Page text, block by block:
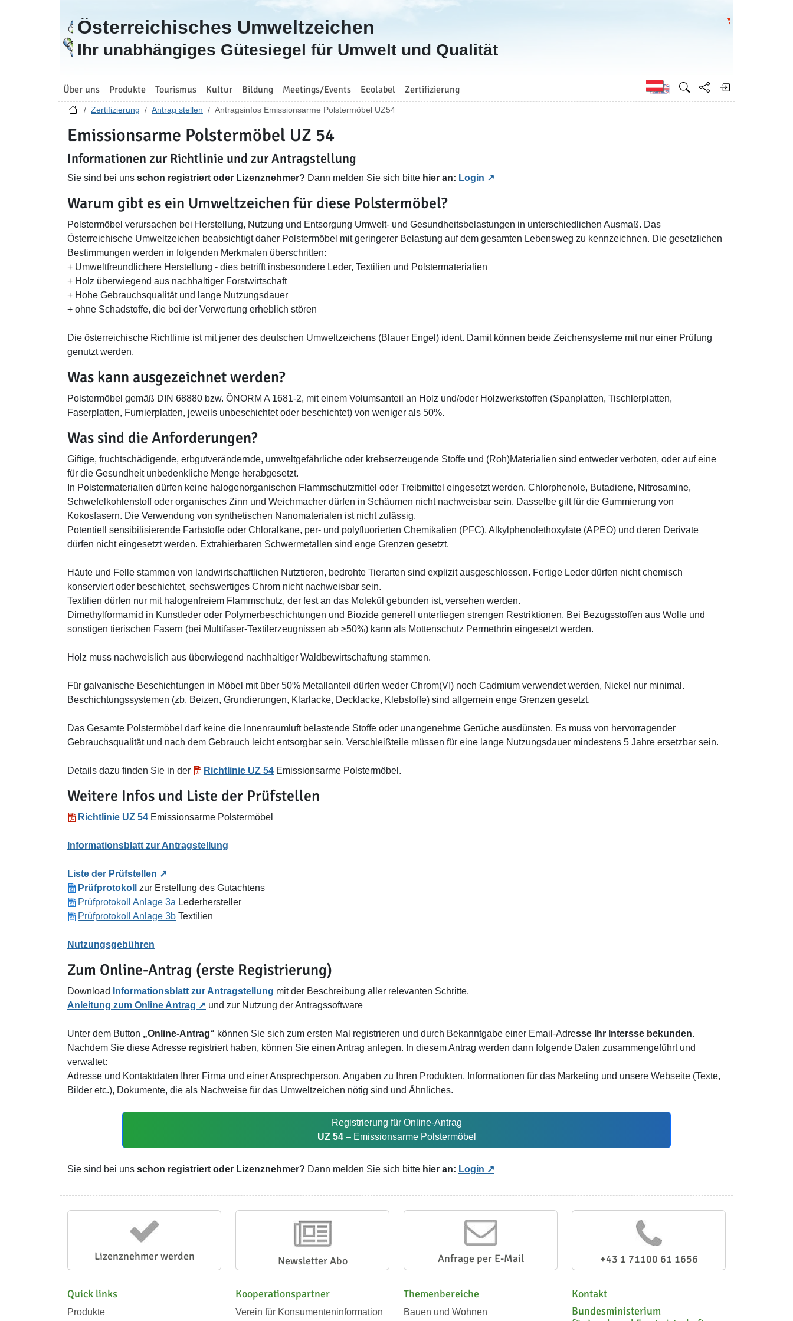
Zur Startseite
Österreichisches Umweltzeichen
Ihr unabhängiges Gütesiegel für Umwelt und Qualität
Über uns Produkte Tourismus Kultur Bildung Meetings/Events Ecolabel Zertifizierung Englisch
Zertifizierung Antrag stellen Antragsinfos Emissionsarme Polstermöbel UZ54
Emissionsarme Polstermöbel UZ 54
Informationen zur Richtlinie und zur Antragstellung
Sie sind bei uns schon registriert oder Lizenznehmer? Dann melden Sie sich bitte hier an: Login
Warum gibt es ein Umweltzeichen für diese Polstermöbel?
Polstermöbel verursachen bei Herstellung, Nutzung und Entsorgung Umwelt- und Gesundheitsbelastungen in unterschiedlichen Ausmaß. Das
Österreichische Umweltzeichen beabsichtigt daher Polstermöbel mit geringerer Belastung auf dem gesamten Lebensweg zu kennzeichnen. Die gesetzlichen
Bestimmungen werden in folgenden Merkmalen überschritten:
+ Umweltfreundlichere Herstellung - dies betrifft insbesondere Leder, Textilien und Polstermaterialien
+ Holz überwiegend aus nachhaltiger Forstwirtschaft
+ Hohe Gebrauchsqualität und lange Nutzungsdauer
+ ohne Schadstoffe, die bei der Verwertung erheblich stören
Die österreichische Richtlinie ist mit jener des deutschen Umweltzeichens (Blauer Engel) ident. Damit können beide Zeichensysteme mit nur einer Prüfung
genutzt werden.
Was kann ausgezeichnet werden?
Polstermöbel gemäß DIN 68880 bzw. ÖNORM A 1681-2, mit einem Volumsanteil an Holz und/oder Holzwerkstoffen (Spanplatten, Tischlerplatten,
Faserplatten, Furnierplatten, jeweils unbeschichtet oder beschichtet) von weniger als 50%.
Was sind die Anforderungen?
Giftige, fruchtschädigende, erbgutverändernde, umweltgefährliche oder krebserzeugende Stoffe und (Roh)Materialien sind entweder verboten, oder auf eine
für die Gesundheit unbedenkliche Menge herabgesetzt.
In Polstermaterialien dürfen keine halogenorganischen Flammschutzmittel oder Treibmittel eingesetzt werden. Chlorphenole, Butadiene, Nitrosamine,
Schwefelkohlenstoff oder organisches Zinn und Weichmacher dürfen in Schäumen nicht nachweisbar sein. Dasselbe gilt für die Gummierung von
Kokosfasern. Die Verwendung von synthetischen Nanomaterialen ist nicht zulässig.
Potentiell sensibilisierende Farbstoffe oder Chloralkane, per- und polyfluorierten Chemikalien (PFC), Alkylphenolethoxylate (APEO) und deren Derivate
dürfen nicht eingesetzt werden. Extrahierbaren Schwermetallen sind enge Grenzen gesetzt.
Häute und Felle stammen von landwirtschaftlichen Nutztieren, bedrohte Tierarten sind explizit ausgeschlossen. Fertige Leder dürfen nicht chemisch
konserviert oder beschichtet, sechswertiges Chrom nicht nachweisbar sein.
Textilien dürfen nur mit halogenfreiem Flammschutz, der fest an das Molekül gebunden ist, versehen werden.
Dimethylformamid in Kunstleder oder Polymerbeschichtungen und Biozide generell unterliegen strengen Restriktionen. Bei Bezugsstoffen aus Wolle und
sonstigen tierischen Fasern (bei Multifaser-Textilerzeugnissen ab ≥50%) kann als Mottenschutz Permethrin eingesetzt werden.
Holz muss nachweislich aus überwiegend nachhaltiger Waldbewirtschaftung stammen.
Für galvanische Beschichtungen in Möbel mit über 50% Metallanteil dürfen weder Chrom(VI) noch Cadmium verwendet werden, Nickel nur minimal.
Beschichtungssystemen (zb. Beizen, Grundierungen, Klarlacke, Decklacke, Klebstoffe) sind allgemein enge Grenzen gesetzt.
Das Gesamte Polstermöbel darf keine die Innenraumluft belastende Stoffe oder unangenehme Gerüche ausdünsten. Es muss von hervorragender
Gebrauchsqualität und nach dem Gebrauch leicht entsorgbar sein. Verschleißteile müssen für eine lange Nutzungsdauer mindestens 5 Jahre ersetzbar sein.
Details dazu finden Sie in der Richtlinie UZ 54 Emissionsarme Polstermöbel.
Weitere Infos und Liste der Prüfstellen
Richtlinie UZ 54 Emissionsarme Polstermöbel
Informationsblatt zur Antragstellung
Liste der Prüfstellen
Prüfprotokoll
zur Erstellung des Gutachtens
Prüfprotokoll Anlage 3a Lederhersteller
Prüfprotokoll Anlage 3b Textilien
Nutzungsgebühren
Zum Online-Antrag (erste Registrierung)
Download Informationsblatt zur Antragstellung mit der Beschreibung aller relevanten Schritte.
Anleitung zum Online Antrag
und zur Nutzung der Antragssoftware
Unter dem Button „Online-Antrag“ können Sie sich zum ersten Mal registrieren und durch Bekanntgabe einer Email-Adresse Ihr Intersse bekunden.
Nachdem Sie diese Adresse registriert haben, können Sie einen Antrag anlegen. In diesem Antrag werden dann folgende Daten zusammengeführt und
verwaltet:
Adresse und Kontaktdaten Ihrer Firma und einer Ansprechperson, Angaben zu Ihren Produkten, Informationen für das Marketing und unsere Webseite (Texte,
Bilder etc.), Dokumente, die als Nachweise für das Umweltzeichen nötig sind und Ähnliches.
Registrierung für Online-Antrag
UZ 54– Emissionsarme Polstermöbel
Sie sind bei uns schon registriert oder Lizenznehmer? Dann melden Sie sich bitte hier an: Login
Lizenznehmer werden Newsletter Abo Anfrage per E-Mail +43 1 71100 61 1656
Quick links
Produkte
Kooperationspartner
Verein für Konsumenteninformation
Themenbereiche
Bauen und Wohnen
Kontakt
Bundesministerium